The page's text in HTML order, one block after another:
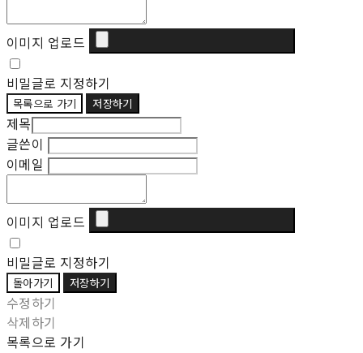
이미지 업로드
비밀글로 지정하기
목록으로 가기 저장하기
제목
글쓴이
이메일
이미지 업로드
비밀글로 지정하기
돌아가기 저장하기
수정하기
삭제하기
목록으로 가기